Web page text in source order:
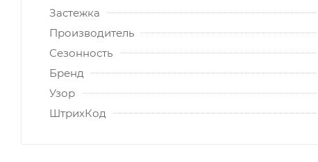
Застежка
Производитель
Сезонность
Бренд
Узор
ШтрихКод